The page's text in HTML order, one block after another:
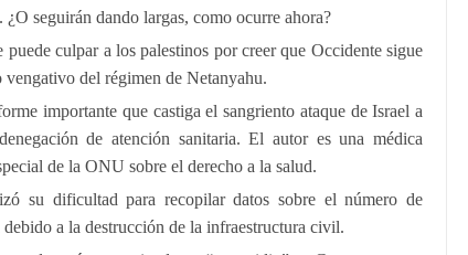
seguirán dando largas, como ocurre ahora?
culpar a los palestinos por creer que Occidente sigue
del régimen de Netanyahu.
importante que castiga el sangriento ataque de Israel a
de atención sanitaria. El autor es una médica
de la ONU sobre el derecho a la salud.
su dificultad para recopilar datos sobre el número de
a la destrucción de la infraestructura civil.